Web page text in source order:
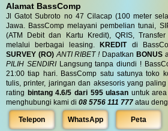
Alamat BassComp
Jl Gatot Subroto no 47 Cilacap (100 meter
Jawa. BassComp melayani pembelian tunai,
(ATM Debit dan Kartu Kredit), QRIS,
melalui berbagai leasing.KREDITdi
SURVEY (RO) ANTI RIBET !Dapatkan BONUS
PILIH SENDIRILangsung tanpa diundi !
21:00 tiap hari. BassComp satu satunya toko
tulis, printer, jaringan dan aksesoris yang
rating bintang 4.6/5 dari 595 ulasan untuk
menghubungi kami di 08 5756 111 777 atau
Telepon WhatsApp Peta